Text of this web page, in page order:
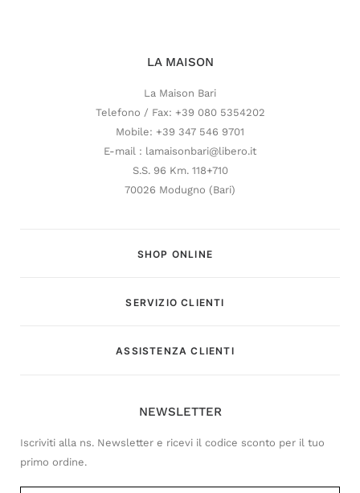
LA MAISON
La Maison Bari
Telefono / Fax: +39 080 5354202
Mobile: +39 347 546 9701
E-mail : lamaisonbari@libero.it
S.S. 96 Km. 118+710
70026 Modugno (Bari)
SHOP ONLINE
SERVIZIO CLIENTI
ASSISTENZA CLIENTI
NEWSLETTER
Iscriviti alla ns. Newsletter e ricevi il codice sconto per il tuo
primo ordine.
Customer Service